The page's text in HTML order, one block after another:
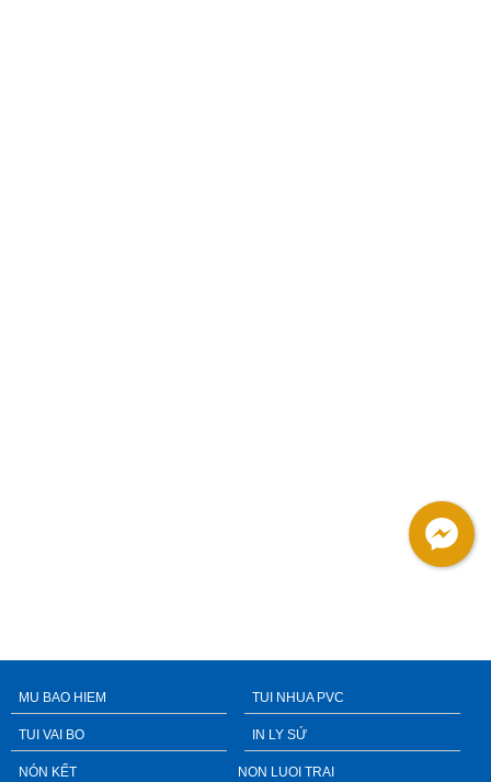
MU BAO HIEM TUI NHUA PVC
TUI VAI BO IN LY SỨ
NÓN KẾT NON LUOI TRAI